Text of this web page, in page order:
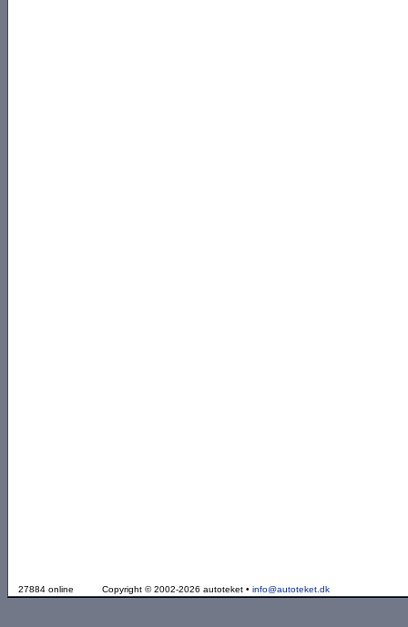
27884 online Copyright © 2002-2026 autoteket • info@autoteket.dk